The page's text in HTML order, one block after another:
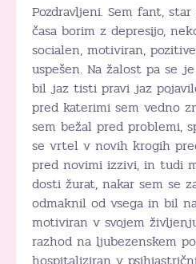
Pozdravljeni. Sem fant,
časa borim z depresijo,
socialen, motiviran,
uspešen. Na žalost pa se
bil jaz tisti pravi jaz
pred katerimi sem vedno
sem bežal pred problemi,
se vrtel v novih krogih
pred novimi izzivi, in tudi
dosti žurat, nakar sem se
odmaknil od vsega in bil
motiviran v svojem
razhod na ljubezenskem
hospitaliziran v